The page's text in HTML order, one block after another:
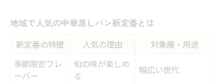
地域で人気の中華蒸しパン新定番とは
新定番の特徴 人気の理由
対象層・用途
季節限定フレ
ーバー
旬の味が楽しめ
る
幅広い世代